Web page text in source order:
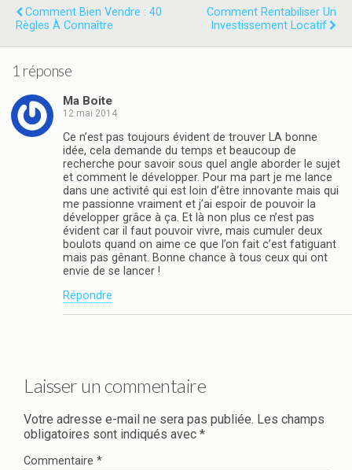
Comment Bien Vendre : 40
Règles À Connaître
Comment Rentabiliser Un
Investissement Locatif
1 réponse
Ma Boite
12 mai 2014
Ce n’est pas toujours évident de trouver LA bonne
idée, cela demande du temps et beaucoup de
recherche pour savoir sous quel angle aborder le sujet
et comment le développer. Pour ma part je me lance
dans une activité qui est loin d’être innovante mais qui
me passionne vraiment et j’ai espoir de pouvoir la
développer grâce à ça. Et là non plus ce n’est pas
évident car il faut pouvoir vivre, mais cumuler deux
boulots quand on aime ce que l’on fait c’est fatiguant
mais pas gênant. Bonne chance à tous ceux qui ont
envie de se lancer !
Répondre
Laisser un commentaire
Votre adresse e-mail ne sera pas publiée. Les champs
obligatoires sont indiqués avec *
Commentaire *